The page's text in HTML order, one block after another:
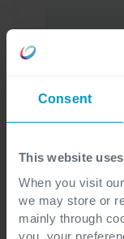
Consent
This website
When you visit
we may store or
mainly through
you, your